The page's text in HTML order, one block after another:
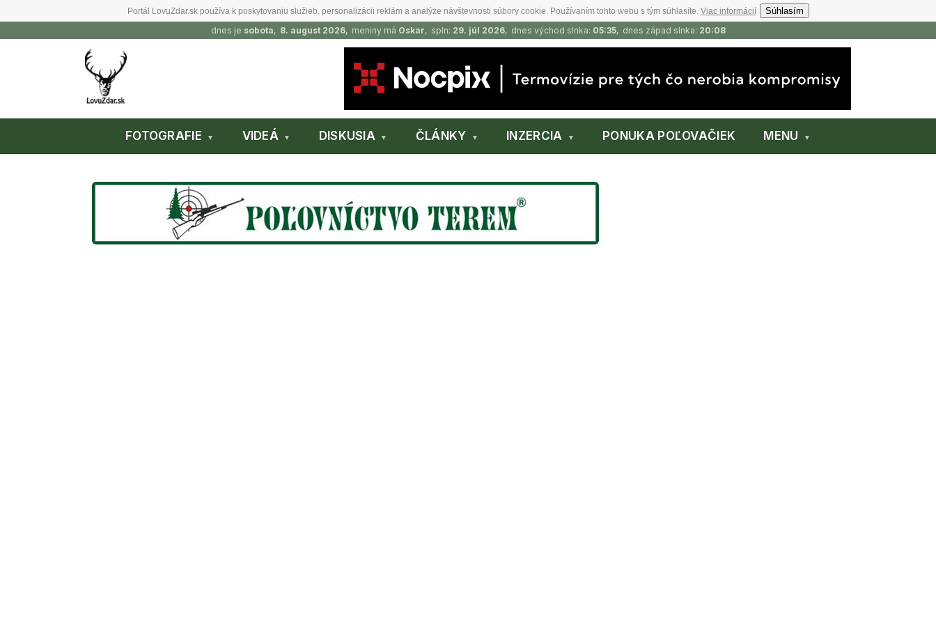
Portál LovuZdar.sk používa k poskytovaniu služieb, personalizácii reklám a analýze návštevnosti súbory cookie. Používaním tohto webu s tým súhlasíte. Viac informácií
Súhlasím
dnes je sobota, 8. august 2026, meniny má Oskar, spln: 29. júl 2026, dnes východ slnka: 05:35, dnes západ slnka: 20:08
FOTOGRAFIE VIDEÁ DISKUSIA ČLÁNKY INZERCIA PONUKA POĽOVAČIEK MENU